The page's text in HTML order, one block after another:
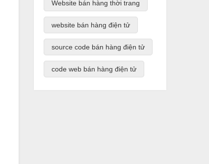
Website bán hàng thời trang
website bán hàng điện tử
source code bán hàng điện tử
code web bán hàng điện tử